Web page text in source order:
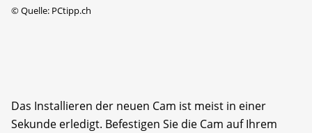
©Quelle: PCtipp.ch
Das Installieren der neuen Cam ist meist in einer
Sekunde erledigt. Befestigen Sie die Cam auf Ihrem